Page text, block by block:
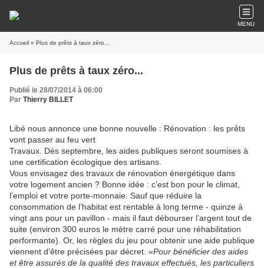
MENU
Accueil » Plus de prêts à taux zéro...
Plus de prêts à taux zéro...
Publié le 28/07/2014 à 06:00
Par Thierry BILLET
Libé nous annonce une bonne nouvelle : Rénovation : les prêts
vont passer au feu vert
Travaux. Dès septembre, les aides publiques seront soumises à
une certification écologique des artisans.
Vous envisagez des travaux de rénovation énergétique dans
votre logement ancien ? Bonne idée : c’est bon pour le climat,
l’emploi et votre porte-monnaie. Sauf que réduire la
consommation de l’habitat est rentable à long terme - quinze à
vingt ans pour un pavillon - mais il faut débourser l’argent tout de
suite (environ 300 euros le mètre carré pour une réhabilitation
performante). Or, les règles du jeu pour obtenir une aide publique
viennent d’être précisées par décret. «Pour bénéficier des aides
et être assurés de la qualité des travaux effectués, les particuliers